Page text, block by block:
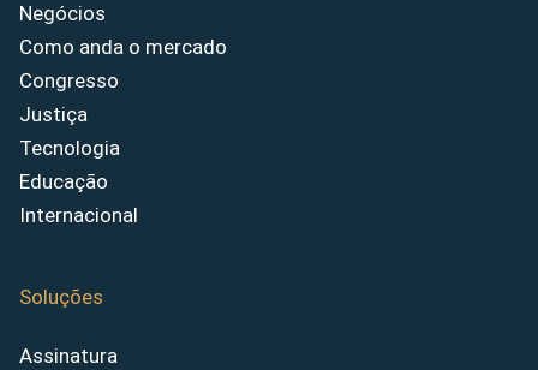
Negócios
Como anda o mercado
Congresso
Justiça
Tecnologia
Educação
Internacional
Soluções
Assinatura